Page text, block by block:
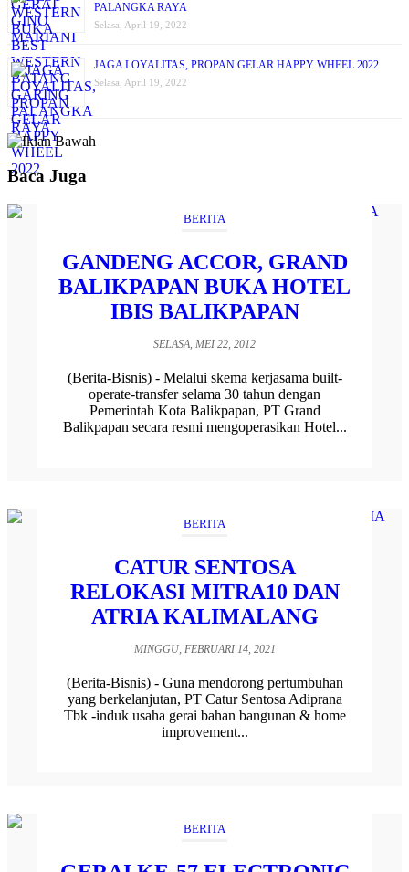
PALANGKA RAYA
Selasa, April 19, 2022
JAGA LOYALITAS, PROPAN GELAR HAPPY WHEEL 2022
Selasa, April 19, 2022
Baca Juga
BERITA
GANDENG ACCOR, GRAND
BALIKPAPAN BUKA HOTEL
IBIS BALIKPAPAN
SELASA, MEI 22, 2012
(Berita-Bisnis) - Melalui skema kerjasama built-
operate-transfer selama 30 tahun dengan
Pemerintah Kota Balikpapan, PT Grand
Balikpapan secara resmi mengoperasikan Hotel...
BERITA
CATUR SENTOSA
RELOKASI MITRA10 DAN
ATRIA KALIMALANG
MINGGU, FEBRUARI 14, 2021
(Berita-Bisnis) - Guna mendorong pertumbuhan
yang berkelanjutan, PT Catur Sentosa Adiprana
Tbk -induk usaha gerai bahan bangunan & home
improvement...
BERITA